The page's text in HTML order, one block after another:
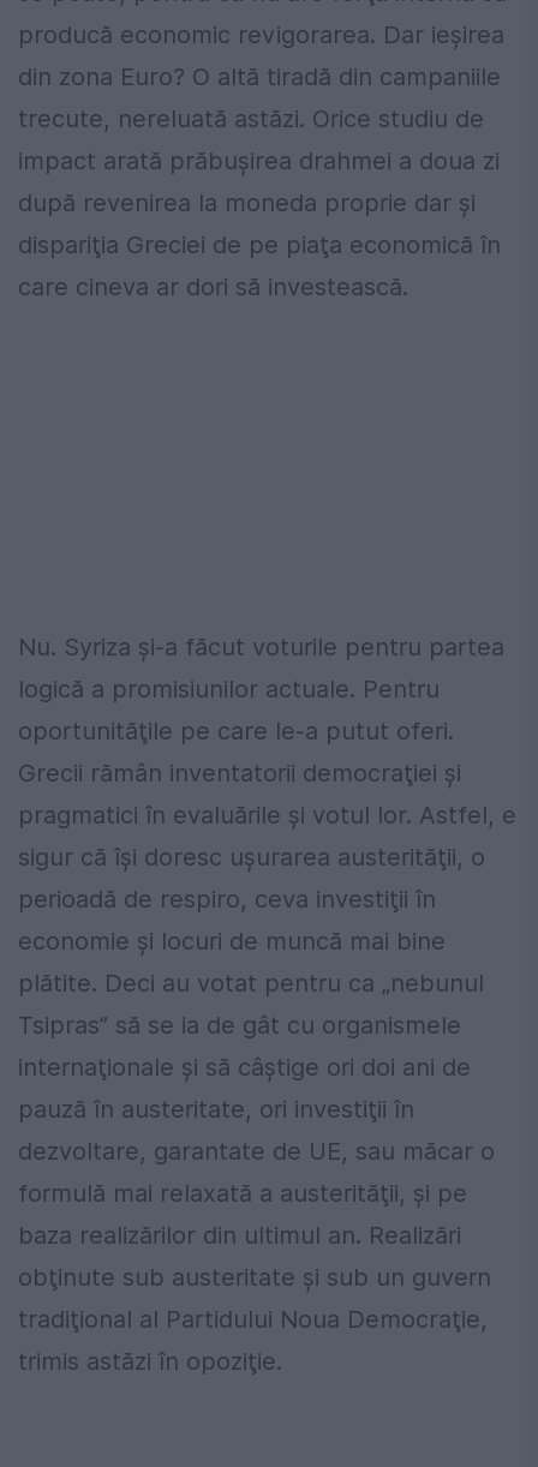
producă economic revigorarea. Dar ieșirea
din zona Euro? O altă tiradă din campaniile
trecute, nereluată astăzi. Orice studiu de
impact arată prăbușirea drahmei a doua zi
după revenirea la moneda proprie dar și
dispariţia Greciei de pe piaţa economică în
care cineva ar dori să investească.
Nu. Syriza și-a făcut voturile pentru partea
logică a promisiunilor actuale. Pentru
oportunităţile pe care le-a putut oferi.
Grecii rămân inventatorii democraţiei și
pragmatici în evaluările și votul lor. Astfel, e
sigur că își doresc ușurarea austerităţii, o
perioadă de respiro, ceva investiţii în
economie și locuri de muncă mai bine
plătite. Deci au votat pentru ca „nebunul
Tsipras” să se ia de gât cu organismele
internaţionale și să câștige ori doi ani de
pauză în austeritate, ori investiţii în
dezvoltare, garantate de UE, sau măcar o
formulă mai relaxată a austerităţii, și pe
baza realizărilor din ultimul an. Realizări
obţinute sub austeritate și sub un guvern
tradiţional al Partidului Noua Democraţie,
trimis astăzi în opoziţie.